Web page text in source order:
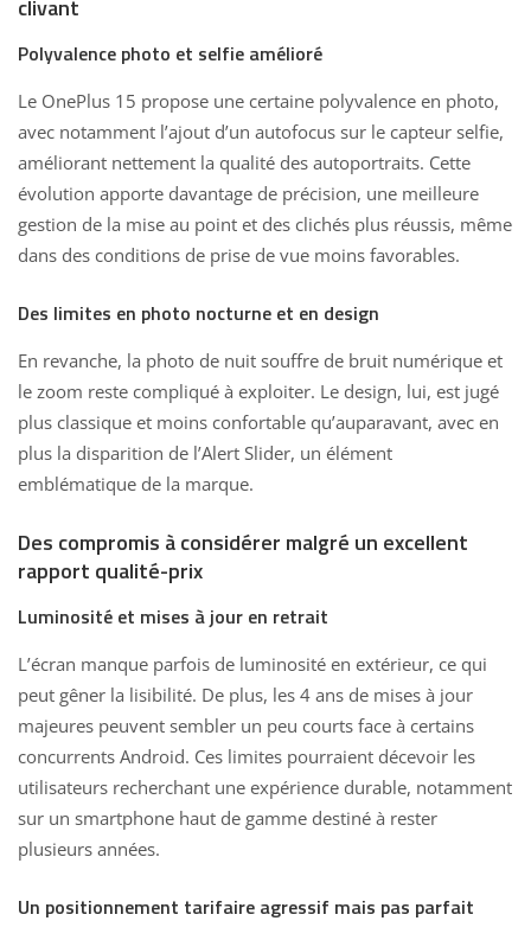
clivant
Polyvalence photo et selfie amélioré
Le OnePlus 15 propose une certaine polyvalence en photo,
avec notamment l’ajout d’un autofocus sur le capteur selfie,
améliorant nettement la qualité des autoportraits. Cette
évolution apporte davantage de précision, une meilleure
gestion de la mise au point et des clichés plus réussis, même
dans des conditions de prise de vue moins favorables.
Des limites en photo nocturne et en design
En revanche, la photo de nuit souffre de bruit numérique et
le zoom reste compliqué à exploiter. Le design, lui, est jugé
plus classique et moins confortable qu’auparavant, avec en
plus la disparition de l’Alert Slider, un élément
emblématique de la marque.
Des compromis à considérer malgré un excellent
rapport qualité-prix
Luminosité et mises à jour en retrait
L’écran manque parfois de luminosité en extérieur, ce qui
peut gêner la lisibilité. De plus, les 4 ans de mises à jour
majeures peuvent sembler un peu courts face à certains
concurrents Android. Ces limites pourraient décevoir les
utilisateurs recherchant une expérience durable, notamment
sur un smartphone haut de gamme destiné à rester
plusieurs années.
Un positionnement tarifaire agressif mais pas parfait